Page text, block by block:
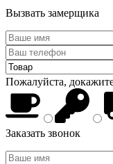
Вызвать замерщика
Пожалуйста,
Заказать звонок